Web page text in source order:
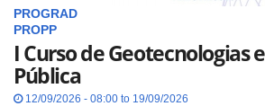
PROGRAD
PROPP
I Curso de Geotecnologias
Pública
12/09/2026 - 08:00 to 19/09/2026